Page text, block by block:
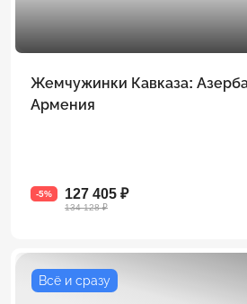
Жемчужинки Кавказа:
Армения
-5% 127 405 ₽
134 128 ₽
Всё и сразу